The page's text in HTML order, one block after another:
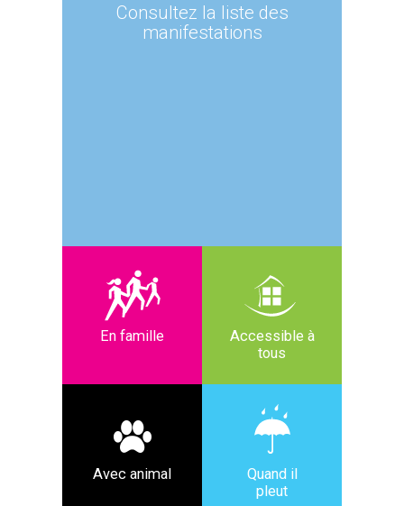
Consultez la liste des
manifestations
En famille
Accessible à
tous
Avec animal
Quand il
pleut